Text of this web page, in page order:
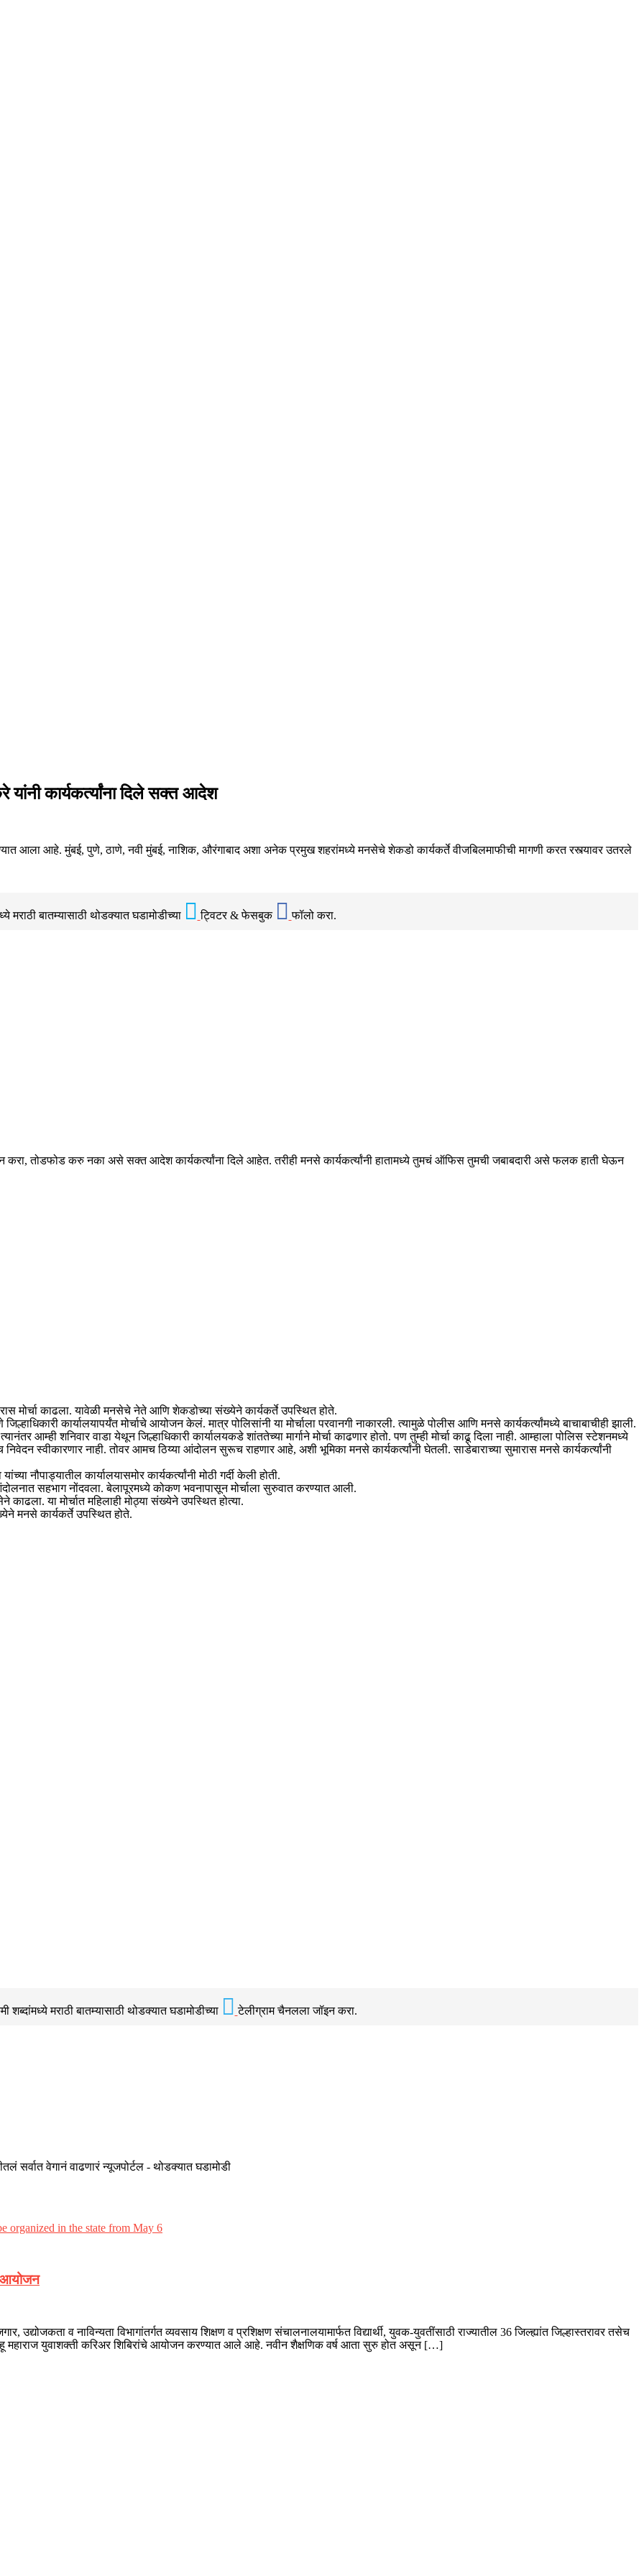
यांनी कार्यकर्त्यांना दिले सक्त आदेश
आला आहे. मुंबई, पुणे, ठाणे, नवी मुंबई, नाशिक, औरंगाबाद अशा अनेक प्रमुख शहरांमध्ये मनसेचे शेकडो कार्यकर्ते वीजबिलमाफीची मागणी करत रस्त्यावर उतरले
मराठी बातम्यासाठी थोडक्यात घडामोडीच्या ट्विटर & फेसबुक फॉलो करा.
करा, तोडफोड करु नका असे सक्त आदेश कार्यकर्त्यांना दिले आहेत. तरीही मनसे कार्यकर्त्यांनी हातामध्ये तुमचं ऑफिस तुमची जबाबदारी असे फलक हाती घेऊन
मोर्चा काढला. यावेळी मनसेचे नेते आणि शेकडोच्या संख्येने कार्यकर्ते उपस्थित होते.
कार्यालयापर्यंत मोर्चाचे आयोजन केलं. मात्र पोलिसांनी या मोर्चाला परवानगी नाकारली. त्यामुळे पोलीस आणि मनसे कार्यकर्त्यांमध्ये बाचाबाचीही झाली.
आम्ही शनिवार वाडा येथून जिल्हाधिकारी कार्यालयकडे शांततेच्या मार्गाने मोर्चा काढणार होतो. पण तुम्ही मोर्चा काढू दिला नाही. आम्हाला पोलिस स्टेशनमध्ये
स्वीकारणार नाही. तोवर आमच ठिय्या आंदोलन सुरूच राहणार आहे, अशी भूमिका मनसे कार्यकर्त्यांनी घेतली. साडेबाराच्या सुमारास मनसे कार्यकर्त्यांनी
नौपाड्यातील कार्यालयासमोर कार्यकर्त्यांनी मोठी गर्दी केली होती.
सहभाग नोंदवला. बेलापूरमध्ये कोकण भवनापासून मोर्चाला सुरुवात करण्यात आली.
काढला. या मोर्चात महिलाही मोठ्या संख्येने उपस्थित होत्या.
मनसे कार्यकर्ते उपस्थित होते.
शब्दांमध्ये मराठी बातम्यासाठी थोडक्यात घडामोडीच्या टेलीग्राम चैनलला जॉइन करा.
सर्वात वेगानं वाढणारं न्यूजपोर्टल - थोडक्यात घडामोडी
आयोजन
उद्योजकता व नाविन्यता विभागांतर्गत व्यवसाय शिक्षण व प्रशिक्षण संचालनालयामार्फत विद्यार्थी, युवक-युवतींसाठी राज्यातील 36 जिल्ह्यांत जिल्हास्तरावर तसेच
महाराज युवाशक्ती करिअर शिबिरांचे आयोजन करण्यात आले आहे. नवीन शैक्षणिक वर्ष आता सुरु होत असून […]